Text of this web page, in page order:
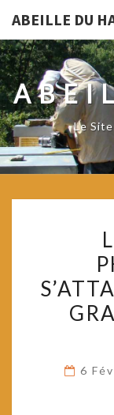
ABEILLE DU
Le
6